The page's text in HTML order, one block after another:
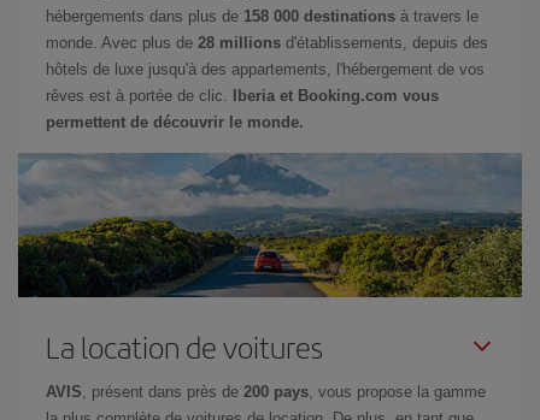
hébergements dans plus de 158 000 destinations à travers le
monde. Avec plus de 28 millions d'établissements, depuis des
hôtels de luxe jusqu'à des appartements, l'hébergement de vos
rêves est à portée de clic.
Iberia et Booking.com vous
permettent de découvrir le monde.
La location de voitures
AVIS , présent dans près de 200 pays , vous propose la gamme